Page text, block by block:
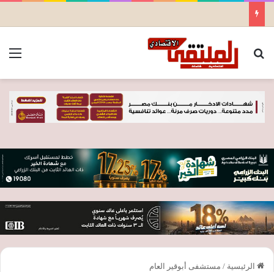
بحث عن
الرئيسية / مستشفى أبوقير العام